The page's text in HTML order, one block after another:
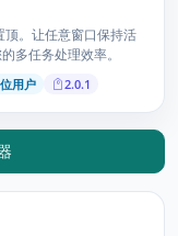
。让任意窗口保持活
多任务处理效率。
用户 2.0.1